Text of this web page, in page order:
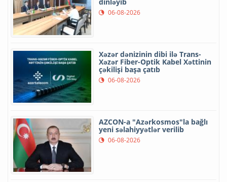
06-08-2026
Xəzər dənizinin dibi ilə Trans-
Xəzər Fiber-Optik Kabel Xəttinin
çəkilişi başa çatıb
06-08-2026
AZCON-a "Azərkosmos"la bağlı
yeni səlahiyyətlər verilib
06-08-2026